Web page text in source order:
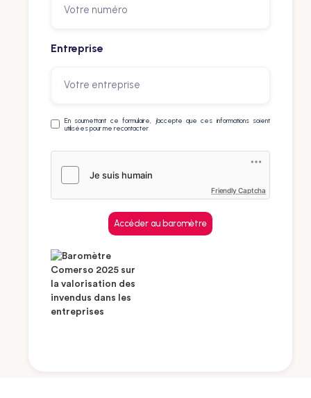
Entreprise
En soumettant ce formulaire, j’accepte que ces informations soient
utilisées pour me recontacter
Friendly Captcha